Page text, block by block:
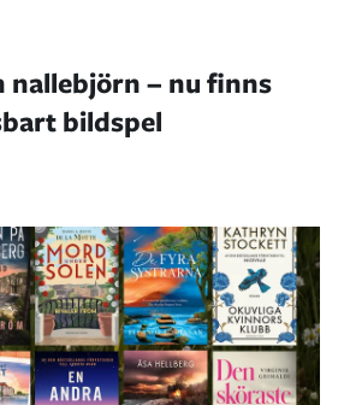
nallebjörn – nu finns
bildspel